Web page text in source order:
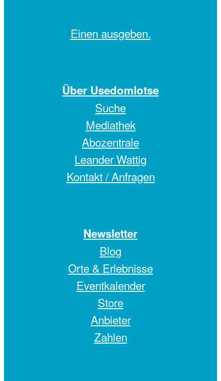
Einen ausgeben.
Über Usedomlotse
Suche
Mediathek
Abozentrale
Leander Wattig
Kontakt / Anfragen
Newsletter
Blog
Orte & Erlebnisse
Eventkalender
Store
Anbieter
Zahlen